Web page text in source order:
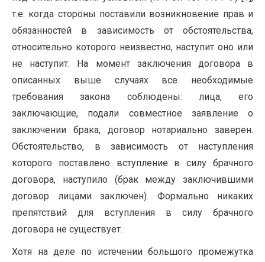
т.е. когда стороны поставили возникновение прав и
обязанностей в зависи­мость от обстоятельства,
относительно которого неизвестно, наступит оно или
не наступит. На момент заключения договора в
описанных выше случаях все необходимые
требования закона соблюдены: лица, его
заключающие, пода­ли совместное заявление о
заключении брака, договор нотариально заверен.
Обстоятельство, в зависимость от наступления
которого поставлено вступле­ние в силу брачного
договора, наступило (брак между заключившими
дого­вор лицами заключен). Формально никаких
препятствий для вступления в си­лу брачного
договора не существует.
Хотя на деле по истечении большого промежутка